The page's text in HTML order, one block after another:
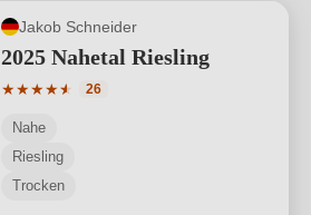
Jakob Schneider
2025 Nahetal Riesling
★★★★★
★
Durchschnittliche Bewertung von 4.77
26
Nahe
Riesling
Trocken